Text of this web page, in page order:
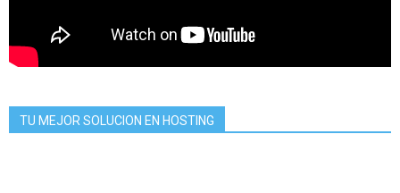
TU MEJOR SOLUCION EN HOSTING